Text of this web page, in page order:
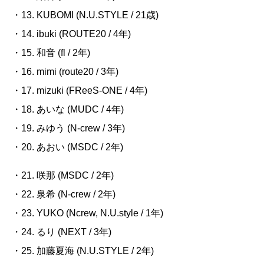
・13. KUBOMI (N.U.STYLE / 21歳)
・14. ibuki (ROUTE20 / 4年)
・15. 和音 (fl / 2年)
・16. mimi (route20 / 3年)
・17. mizuki (FReeS-ONE / 4年)
・18. あいな (MUDC / 4年)
・19. みゆう (N-crew / 3年)
・20. あおい (MSDC / 2年)
・21. 咲那 (MSDC / 2年)
・22. 泉希 (N-crew / 2年)
・23. YUKO (Ncrew, N.U.style / 1年)
・24. るり (NEXT / 3年)
・25. 加藤夏海 (N.U.STYLE / 2年)